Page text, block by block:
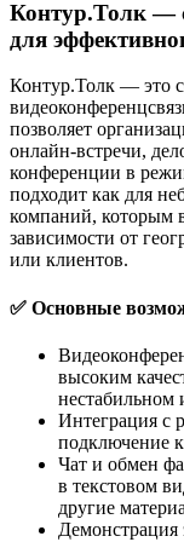
Контур.Толк —
для
Контур.Толк — это
позволяет
онлайн-встречи,
конференции в
подходит как для
компаний, которым
зависимости от
или клиентов.
✅ Основные
высоким
нестабильном
Интеграция с
подключение
Чат и обмен
в текстовом
другие
Демонстрация